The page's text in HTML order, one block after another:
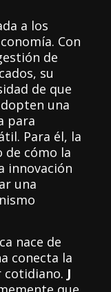
a los
Con
de
su
de que
una
para
Para él, la
de cómo la
innovación
una
nace de
conecta la
cotidiano. J